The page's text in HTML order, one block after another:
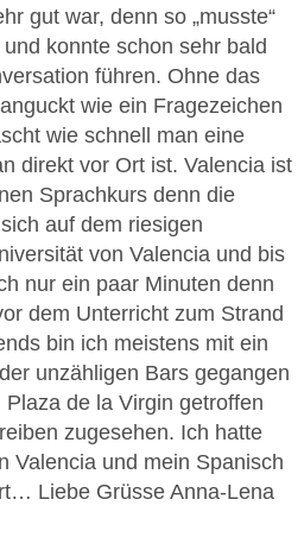
gut war, denn so „musste“
konnte schon sehr bald
führen. Ohne das
wie ein Fragezeichen
wie schnell man eine
direkt vor Ort ist. Valencia ist
Sprachkurs denn die
auf dem riesigen
von Valencia und bis
nur ein paar Minuten denn
dem Unterricht zum Strand
bin ich meistens mit ein
unzähligen Bars gegangen
de la Virgin getroffen
zugesehen. Ich hatte
Valencia und mein Spanisch
Liebe Grüsse Anna-Lena